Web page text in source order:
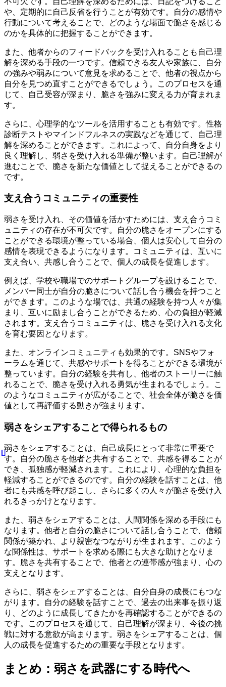
や、定期的に自己反省を行うことが有効です。自分の感情や
行動について考えることで、どのような場面で脆さを感じる
のかを具体的に把握することができます。
また、他者からのフィードバックを受け入れることも自己理
解を深める手段の一つです。信頼できる友人や家族に、自分
の強みや弱みについて意見を求めることで、他者の視点から
自分を見つめ直すことができるでしょう。このプロセスを通
じて、自己受容が深まり、脆さを強みに変える力が育まれま
す。
さらに、心理学的なツールを活用することも有効です。性格
診断テストやマインドフルネスの実践などを通じて、自己理
解を深めることができます。これによって、自分自身をより
良く理解し、弱さを受け入れる準備が整います。自己理解が
進むことで、脆さを新たな価値として捉えることができるの
です。
支え合うコミュニティの重要性
弱さを受け入れ、その価値を活かすためには、支え合うコミ
ュニティの存在が不可欠です。自分の脆さをオープンにする
ことができる環境が整っている場合、個人は安心して自分の
感情を表現できるようになります。コミュニティは、互いに
支え合い、共感し合うことで、個人の成長を促進します。
例えば、学校や職場でのサポートグループを設けることで、
メンバー同士が自分の脆さについて話し合う機会を持つこと
ができます。このような場では、共通の経験を持つ人々が集
まり、互いに励まし合うことができるため、心の負担が軽減
されます。支え合うコミュニティは、脆さを受け入れる文化
を育む要因となります。
また、オンラインコミュニティも効果的です。SNSやフォ
ーラムを通じて、共感やサポートを得ることができる環境が
整っています。自分の経験を共有し、他者のストーリーに触
れることで、脆さを受け入れる勇気が生まれるでしょう。こ
のようなコミュニティが広がることで、社会全体が脆さを価
値として再評価する動きが強まります。
弱さをシェアすることで得られるもの
弱さをシェアすることは、自己成長にとって非常に重要で
す。自分の脆さを他者と共有することで、共感を得ることが
でき、孤独感が軽減されます。これにより、心理的な負担を
軽減することができるのです。自分の経験を話すことは、他
者にも共感を呼び起こし、さらに多くの人々が脆さを受け入
れるきっかけとなります。
また、弱さをシェアすることは、人間関係を深める手段にも
なります。他者と自分の脆さについて話し合うことで、信頼
関係が築かれ、より親密なつながりが生まれます。このよう
な関係性は、サポートを求める際にも大きな助けとなりま
す。脆さを共有することで、他者との連帯感が強まり、心の
支えとなります。
さらに、弱さをシェアすることは、自分自身の成長にもつな
がります。自分の経験を話すことで、過去の出来事を振り返
り、どのように成長してきたかを再確認することができるの
です。このプロセスを通じて、自己理解が深まり、今後の挑
戦に対する意欲が高まります。弱さをシェアすることは、個
人の成長を促進するための重要な手段となります。
まとめ：弱さを武器にする時代へ